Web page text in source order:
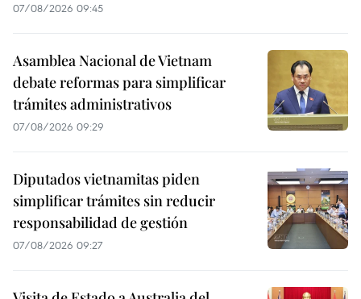
07/08/2026 09:45
Asamblea Nacional de Vietnam
debate reformas para simplificar
trámites administrativos
07/08/2026 09:29
Diputados vietnamitas piden
simplificar trámites sin reducir
responsabilidad de gestión
07/08/2026 09:27